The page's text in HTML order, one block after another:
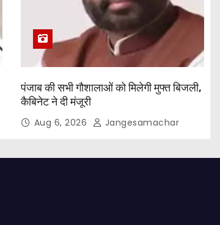
पंजाब की सभी गौशालाओं को मिलेगी मुफ्त बिजली,
कैबिनेट ने दी मंजूरी
Aug 6, 2026 Jangesamachar